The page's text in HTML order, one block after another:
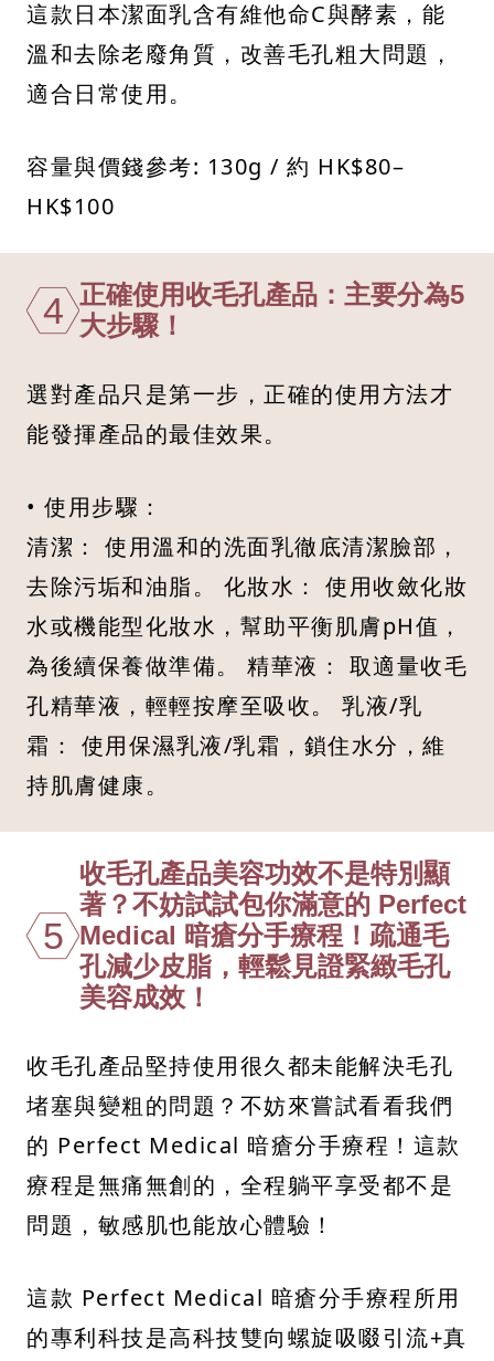
這款日本潔面乳含有維他命C與酵素，能
溫和去除老廢角質，改善毛孔粗大問題，
適合日常使用。​
容量與價錢參考: 130g / 約 HK$80–
HK$100
4 正確使用收毛孔產品：主要分為5
大步驟！
選對產品只是第一步，正確的使用方法才
能發揮產品的最佳效果。
• 使用步驟：
清潔： 使用溫和的洗面乳徹底清潔臉部，
去除污垢和油脂。 化妝水： 使用收斂化妝
水或機能型化妝水，幫助平衡肌膚pH值，
為後續保養做準備。 精華液： 取適量收毛
孔精華液，輕輕按摩至吸收。 乳液/乳
霜： 使用保濕乳液/乳霜，鎖住水分，維
持肌膚健康。
5
收毛孔產品美容功效不是特別顯
著？不妨試試包你滿意的 Perfect
Medical 暗瘡分手療程！疏通毛
孔減少皮脂，輕鬆見證緊緻毛孔
美容成效！
收毛孔產品堅持使用很久都未能解決毛孔
堵塞與變粗的問題？不妨來嘗試看看我們
的 Perfect Medical 暗瘡分手療程！這款
療程是無痛無創的，全程躺平享受都不是
問題，敏感肌也能放心體驗！
這款 Perfect Medical 暗瘡分手療程所用
的專利科技是高科技雙向螺旋吸啜引流+真